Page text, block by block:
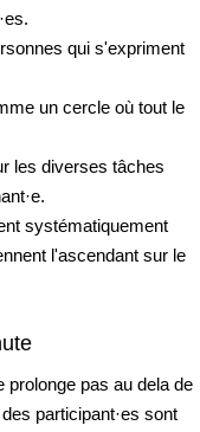
qui s'expriment
un cercle où tout le
les diverses tâches
systématiquement
l'ascendant sur le
prolonge pas au dela de
participant·es sont